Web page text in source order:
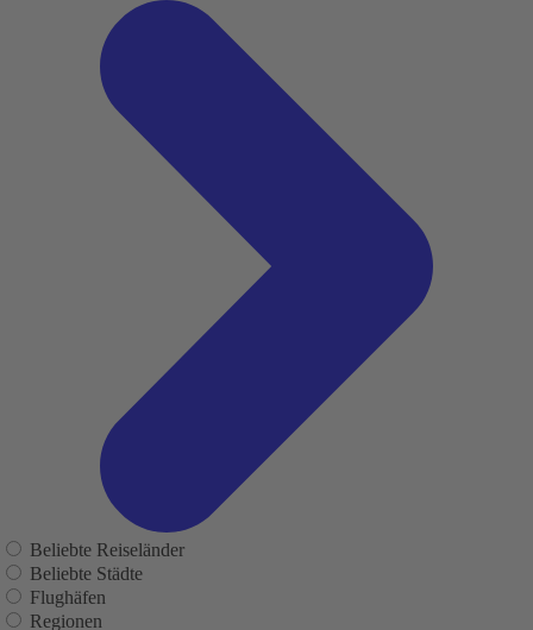
Beliebte Reiseländer
Beliebte Städte
Flughäfen
Regionen